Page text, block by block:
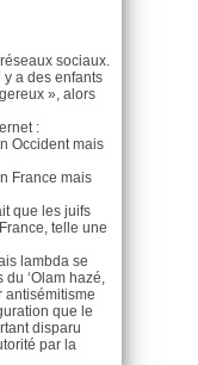
sociaux.
y a des enfants
», alors
:
Occident mais
France mais
que les juifs
telle une
lambda se
‘Olam hazé,
antisémitisme
que le
disparu
par la